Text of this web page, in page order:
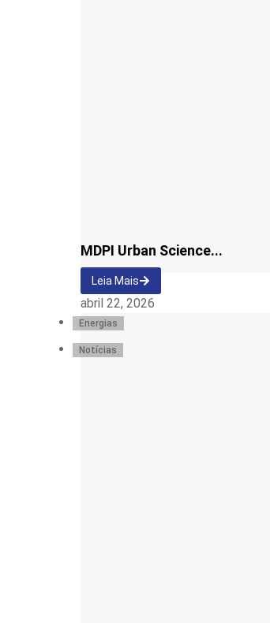
MDPI Urban Science...
Leia Mais
abril 22, 2026
Energias
Notícias